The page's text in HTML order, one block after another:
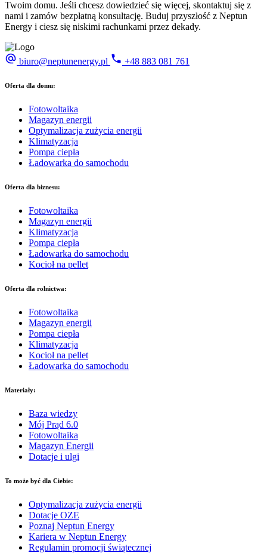
Twoim domu. Jeśli chcesz dowiedzieć się więcej, skontaktuj się z
nami i zamów bezpłatną konsultację. Buduj przyszłość z Neptun
Energy i ciesz się niskimi rachunkami przez dekady.
biuro@neptunenergy.pl +48 883 081 761
Oferta dla domu:
Fotowoltaika
Magazyn energii
Optymalizacja zużycia energii
Klimatyzacja
Pompa ciepła
Ładowarka do samochodu
Oferta dla biznesu:
Fotowoltaika
Magazyn energii
Klimatyzacja
Pompa ciepła
Ładowarka do samochodu
Kocioł na pellet
Oferta dla rolnictwa:
Fotowoltaika
Magazyn energii
Pompa ciepła
Klimatyzacja
Kocioł na pellet
Ładowarka do samochodu
Materiały:
Baza wiedzy
Mój Prąd 6.0
Fotowoltaika
Magazyn Energii
Dotacje i ulgi
To może być dla Ciebie:
Optymalizacja zużycia energii
Dotacje OZE
Poznaj Neptun Energy
Kariera w Neptun Energy
Regulamin promocji świątecznej